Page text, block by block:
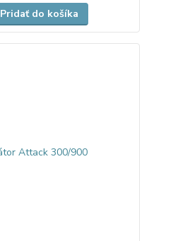
Pridať do košíka